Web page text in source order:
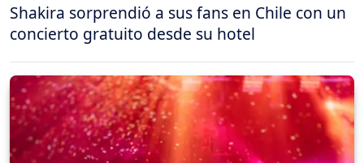
Shakira sorprendió a sus fans en Chile con un
concierto gratuito desde su hotel